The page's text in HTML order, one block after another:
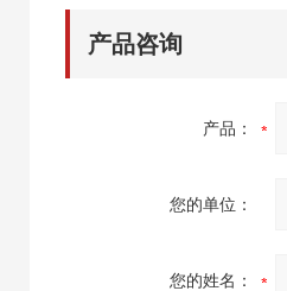
产品咨询
产品：
您的单位：
您的姓名：